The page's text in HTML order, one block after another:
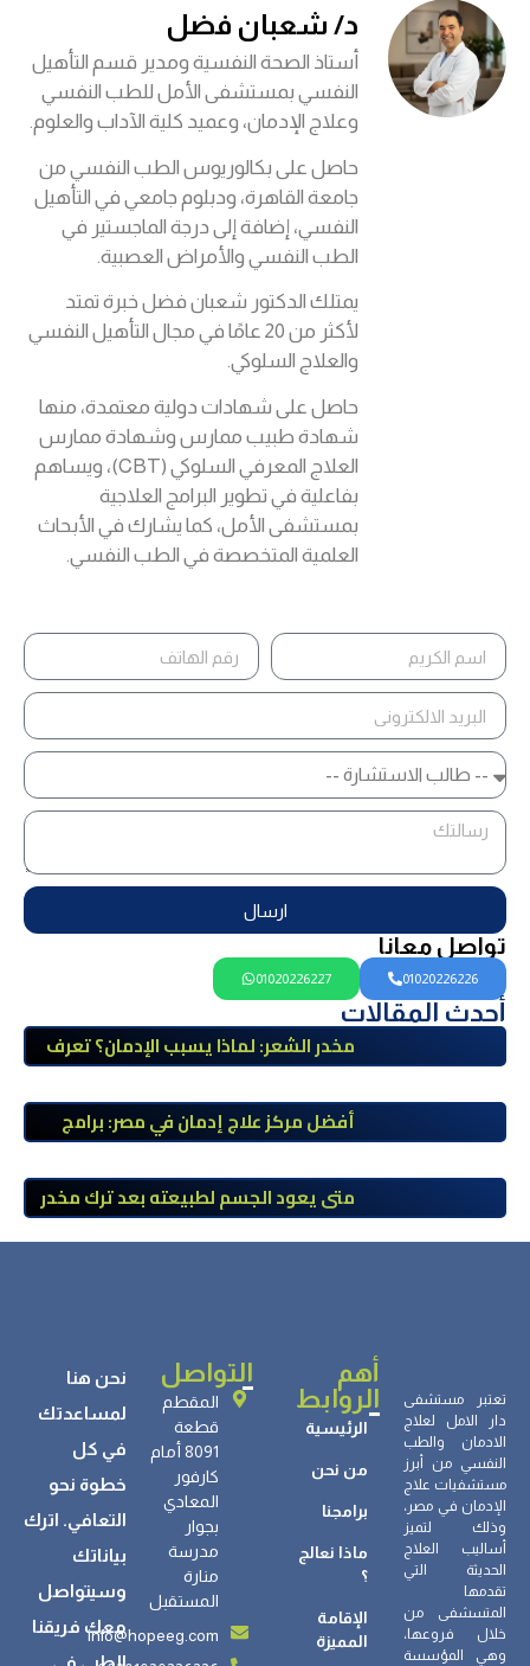
د/ شعبان فضل
أستاذ الصحة النفسية ومدير قسم التأهيل
النفسي بمستشفى الأمل للطب النفسي
وعلاج الإدمان، وعميد كلية الآداب والعلوم.
حاصل على بكالوريوس الطب النفسي من
جامعة القاهرة، ودبلوم جامعي في التأهيل
النفسي، إضافة إلى درجة الماجستير في
الطب النفسي والأمراض العصبية.
يمتلك الدكتور شعبان فضل خبرة تمتد
لأكثر من 20 عامًا في مجال التأهيل النفسي
والعلاج السلوكي.
حاصل على شهادات دولية معتمدة، منها
شهادة طبيب ممارس وشهادة ممارس
العلاج المعرفي السلوكي (CBT)، ويساهم
بفاعلية في تطوير البرامج العلاجية
بمستشفى الأمل، كما يشارك في الأبحاث
العلمية المتخصصة في الطب النفسي.
ارسال
تواصل معانا
01020226226
01020226227
أحدث المقالات
مخدر الشعر: لماذا يسبب الإدمان؟ تعرف
أفضل مركز علاج إدمان في مصر: برامج
طبي
متى يعود الجسم لطبيعته بعد ترك مخدر
الآيس؟ مراحل التعافي والعوامل المؤثرة
تعتبر مستشفى
دار الامل لعلاج
الادمان والطب
النفسي من أبرز
مستشفيات علاج
الإدمان في مصر،
وذلك لتميز
أساليب العلاج
الحديثة التي
تقدمها
المتسشفى من
خلال فروعها،
وهي المؤسسة
أهم
الروابط
الرئيسية
من نحن
برامجنا
ماذا نعالج
؟
الإقامة
المميزة
التواصل
المقطم
قطعة
8091 أمام
كارفور
المعادي
بجوار
مدرسة
منارة
المستقبل
info@hopeeg.com
نحن هنا
لمساعدتك
في كل
خطوة نحو
التعافي. اترك
بياناتك
وسيتواصل
معك فريقنا